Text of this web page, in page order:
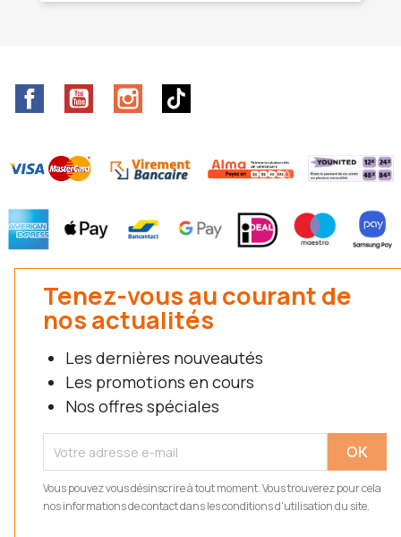
FacebookYouTube Instagram
Tenez-vous au courant de
nos actualités
Les dernières nouveautés
Les promotions en cours
Nos offres spéciales
Vous pouvez vous désinscrire à tout moment. Vous trouverez pour cela
nos informations de contact dans les conditions d'utilisation du site.